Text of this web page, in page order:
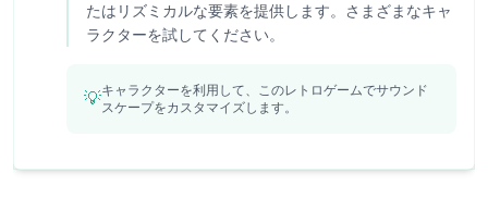
たはリズミカルな要素を提供します。さまざまなキャ
ラクターを試してください。
💡キャラクターを利用して、このレトロゲームでサウンド
スケープをカスタマイズします。